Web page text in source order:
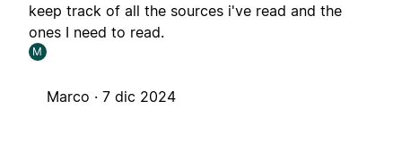
keep track of all the sources i've read and the
ones I need to read.
M
Marco · 7 dic 2024